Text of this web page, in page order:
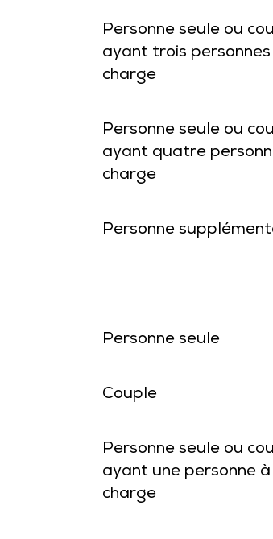
Personne seule ou
ayant trois
charge
Personne seule ou
ayant quatre
charge
Personne
Personne seule
Couple
Personne seule ou
ayant une personne à
charge